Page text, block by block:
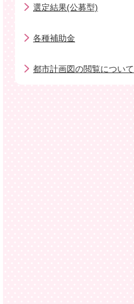
選定結果(公募型)
各種補助金
都市計画図の閲覧について